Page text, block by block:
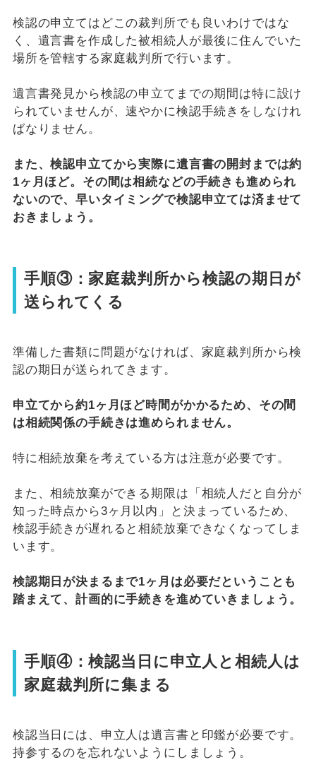
検認の申立てはどこの裁判所でも良いわけではな
く、遺言書を作成した被相続人が最後に住んでいた
場所を管轄する家庭裁判所で行います。
遺言書発見から検認の申立てまでの期間は特に設け
られていませんが、速やかに検認手続きをしなけれ
ばなりません。
また、検認申立てから実際に遺言書の開封までは約
1ヶ月ほど。その間は相続などの手続きも進められ
ないので、早いタイミングで検認申立ては済ませて
おきましょう。
手順③：家庭裁判所から検認の期日が
送られてくる
準備した書類に問題がなければ、家庭裁判所から検
認の期日が送られてきます。
申立てから約1ヶ月ほど時間がかかるため、その間
は相続関係の手続きは進められません。
特に相続放棄を考えている方は注意が必要です。
また、相続放棄ができる期限は「相続人だと自分が
知った時点から3ヶ月以内」と決まっているため、
検認手続きが遅れると相続放棄できなくなってしま
います。
検認期日が決まるまで1ヶ月は必要だということも
踏まえて、計画的に手続きを進めていきましょう。
手順④：検認当日に申立人と相続人は
家庭裁判所に集まる
検認当日には、申立人は遺言書と印鑑が必要です。
持参するのを忘れないようにしましょう。